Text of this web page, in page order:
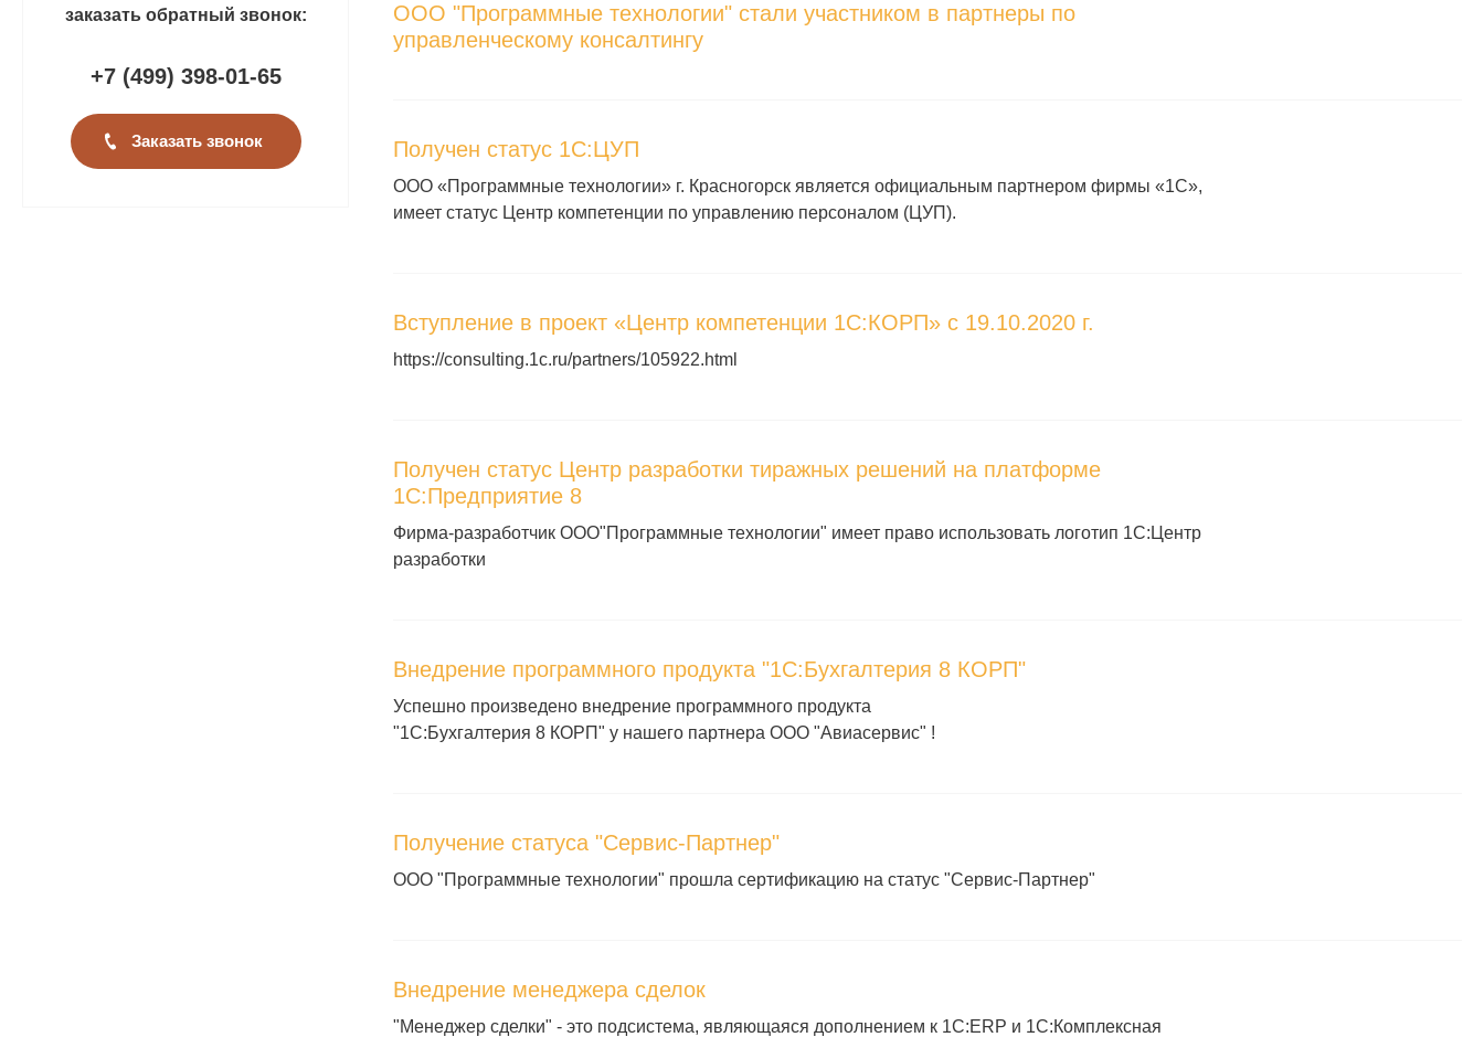
заказать обратный звонок:
+7 (499) 398-01-65
Заказать звонок
ООО "Программные технологии" стали участником в партнеры по
управленческому консалтингу
Получен статус 1С:ЦУП
ООО «Программные технологии» г. Красногорск является официальным партнером фирмы «1С»,
имеет статус Центр компетенции по управлению персоналом (ЦУП).
Вступление в проект «Центр компетенции 1С:КОРП» с 19.10.2020 г.
https://consulting.1c.ru/partners/105922.html
Получен статус Центр разработки тиражных решений на платформе
1С:Предприятие 8
Фирма-разработчик ООО"Программные технологии" имеет право использовать логотип 1С:Центр
разработки
Внедрение программного продукта "1С:Бухгалтерия 8 КОРП"
Успешно произведено внедрение программного продукта
"1С:Бухгалтерия 8 КОРП" у нашего партнера ООО "Авиасервис" !
Получение статуса "Сервис-Партнер"
ООО "Программные технологии" прошла сертификацию на статус "Сервис-Партнер"
Внедрение менеджера сделок
"Менеджер сделки" - это подсистема, являющаяся дополнением к 1С:ERP и 1С:Комплексная